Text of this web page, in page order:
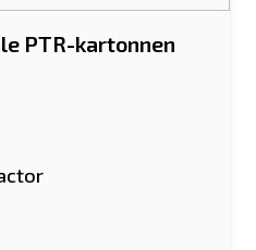
PTR-kartonnen